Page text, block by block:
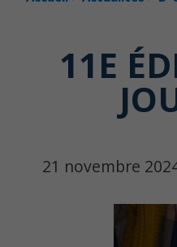
11E
21 novembre